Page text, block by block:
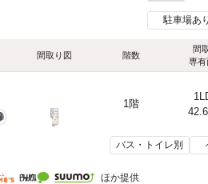
駐車場あり
間取り図 階数
間
専有
1階
バス・トイレ別
ほか提供